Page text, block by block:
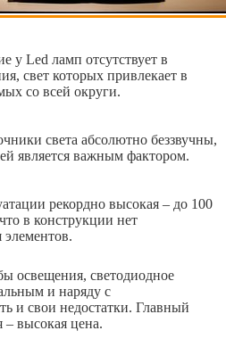
у Led ламп отсутствует в
свет которых привлекает в
со всей округи.
света абсолютно беззвучны,
является важным фактором.
рекордно высокая – до 100
в конструкции нет
освещения, светодиодное
и наряду с
и свои недостатки. Главный
– высокая цена.